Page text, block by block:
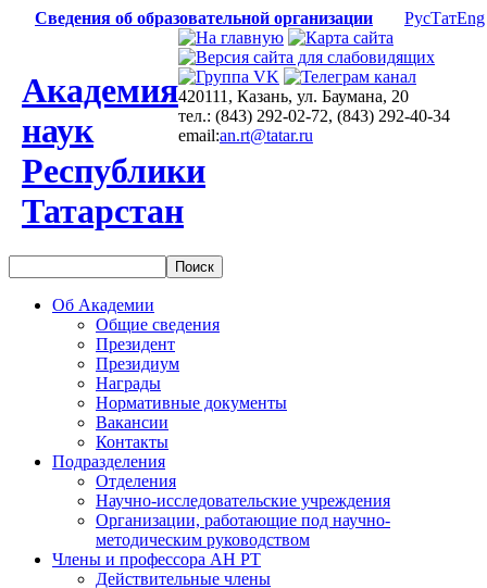
Сведения об образовательной организации РусТатEng
Академия
наук
Республики
Татарстан
420111, Казань, ул. Баумана, 20
тел.: (843) 292-02-72, (843) 292-40-34
email:an.rt@tatar.ru
Об Академии
Общие сведения
Президент
Президиум
Награды
Нормативные документы
Вакансии
Контакты
Подразделения
Отделения
Научно-исследовательские учреждения
Организации, работающие под научно-
методическим руководством
Члены и профессора АН РТ
Действительные члены